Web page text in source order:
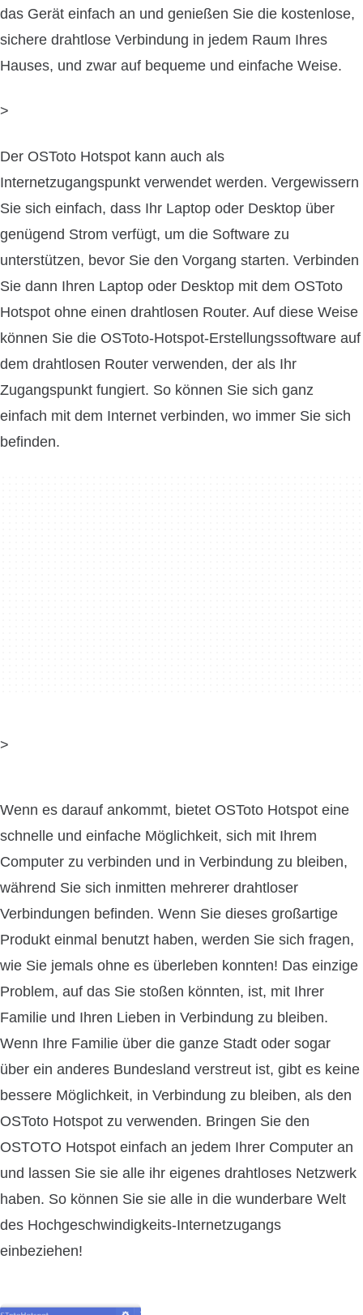
das Gerät einfach an und genießen Sie die kostenlose,
sichere drahtlose Verbindung in jedem Raum Ihres
Hauses, und zwar auf bequeme und einfache Weise.
>
Der OSToto Hotspot kann auch als
Internetzugangspunkt verwendet werden. Vergewissern
Sie sich einfach, dass Ihr Laptop oder Desktop über
genügend Strom verfügt, um die Software zu
unterstützen, bevor Sie den Vorgang starten. Verbinden
Sie dann Ihren Laptop oder Desktop mit dem OSToto
Hotspot ohne einen drahtlosen Router. Auf diese Weise
können Sie die OSToto-Hotspot-Erstellungssoftware auf
dem drahtlosen Router verwenden, der als Ihr
Zugangspunkt fungiert. So können Sie sich ganz
einfach mit dem Internet verbinden, wo immer Sie sich
befinden.
>
Wenn es darauf ankommt, bietet OSToto Hotspot eine
schnelle und einfache Möglichkeit, sich mit Ihrem
Computer zu verbinden und in Verbindung zu bleiben,
während Sie sich inmitten mehrerer drahtloser
Verbindungen befinden. Wenn Sie dieses großartige
Produkt einmal benutzt haben, werden Sie sich fragen,
wie Sie jemals ohne es überleben konnten! Das einzige
Problem, auf das Sie stoßen könnten, ist, mit Ihrer
Familie und Ihren Lieben in Verbindung zu bleiben.
Wenn Ihre Familie über die ganze Stadt oder sogar
über ein anderes Bundesland verstreut ist, gibt es keine
bessere Möglichkeit, in Verbindung zu bleiben, als den
OSToto Hotspot zu verwenden. Bringen Sie den
OSTOTO Hotspot einfach an jedem Ihrer Computer an
und lassen Sie sie alle ihr eigenes drahtloses Netzwerk
haben. So können Sie sie alle in die wunderbare Welt
des Hochgeschwindigkeits-Internetzugangs
einbeziehen!